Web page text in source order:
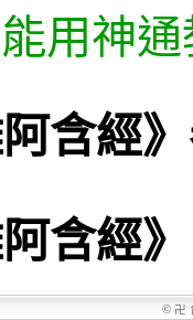
用神
含經
含經》
© 卍